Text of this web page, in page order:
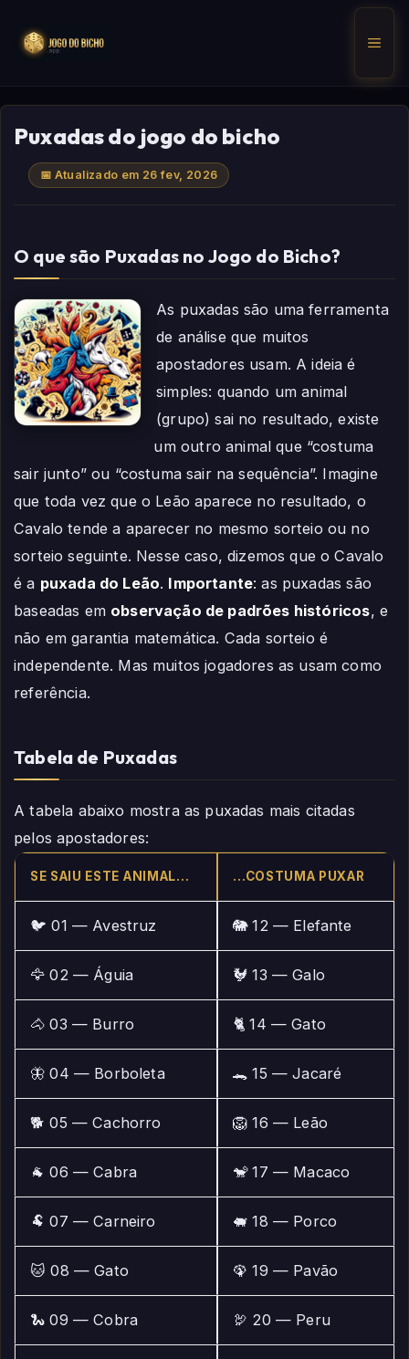
para
Puxadas do jogo do bicho
📅 Atualizado em 26 fev, 2026
O que são Puxadas no Jogo do Bicho?
As puxadas são uma ferramenta
de análise que muitos
apostadores usam. A ideia é
simples: quando um animal
(grupo) sai no resultado, existe
um outro animal que “costuma
sair junto” ou “costuma sair na sequência”. Imagine
que toda vez que o Leão aparece no resultado, o
Cavalo tende a aparecer no mesmo sorteio ou no
sorteio seguinte. Nesse caso, dizemos que o Cavalo
é a puxada do Leão. Importante: as puxadas são
baseadas em observação de padrões históricos, e
não em garantia matemática. Cada sorteio é
independente. Mas muitos jogadores as usam como
referência.
Tabela de Puxadas
A tabela abaixo mostra as puxadas mais citadas
pelos apostadores:
SE SAIU ESTE ANIMAL… …COSTUMA PUXAR
🐦 01 — Avestruz 🐘 12 — Elefante
🦅 02 — Águia 🐓 13 — Galo
🐴 03 — Burro 🐈 14 — Gato
🦋 04 — Borboleta 🐊 15 — Jacaré
🐕 05 — Cachorro 🦁 16 — Leão
🐐 06 — Cabra 🐒 17 — Macaco
🐏 07 — Carneiro 🐖 18 — Porco
🐱 08 — Gato 🦚 19 — Pavão
🐍 09 — Cobra 🦃 20 — Peru